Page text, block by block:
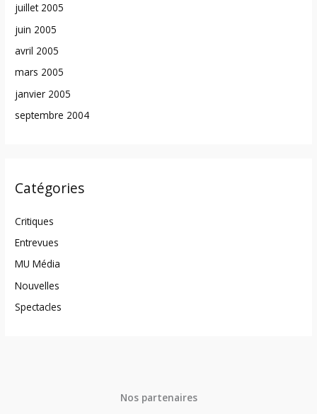
juillet 2005
juin 2005
avril 2005
mars 2005
janvier 2005
septembre 2004
Catégories
Critiques
Entrevues
MU Média
Nouvelles
Spectacles
Nos partenaires